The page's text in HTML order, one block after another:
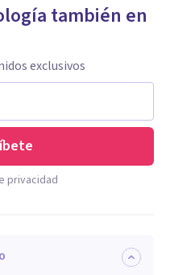
también en
exclusivos
privacidad